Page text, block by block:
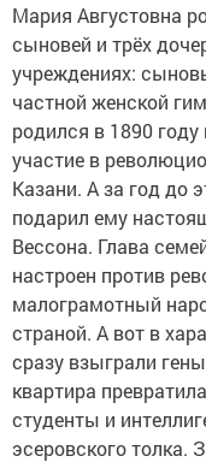
Мария Августовна
сыновей и трёх
учреждениях:
частной женской
родился в 1890
участие в
Казани. А за год до
подарил ему
Вессона. Глава
настроен против
малограмотный
страной. А вот в
сразу взыграли
квартира
студенты и
эсеровского толка.